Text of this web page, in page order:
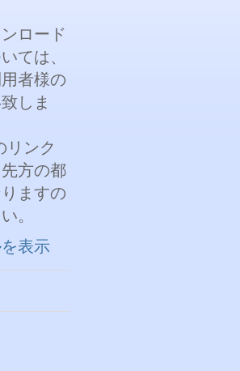
ロード
ては、
者様の
しま
リンク
方の都
ますの
。
表示